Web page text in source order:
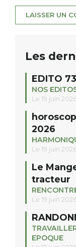
Les
EDITO
NOS
Le 19 juin
2026
Le 19 juin
Le
tracteur
Le 19 juin
EPOQUE